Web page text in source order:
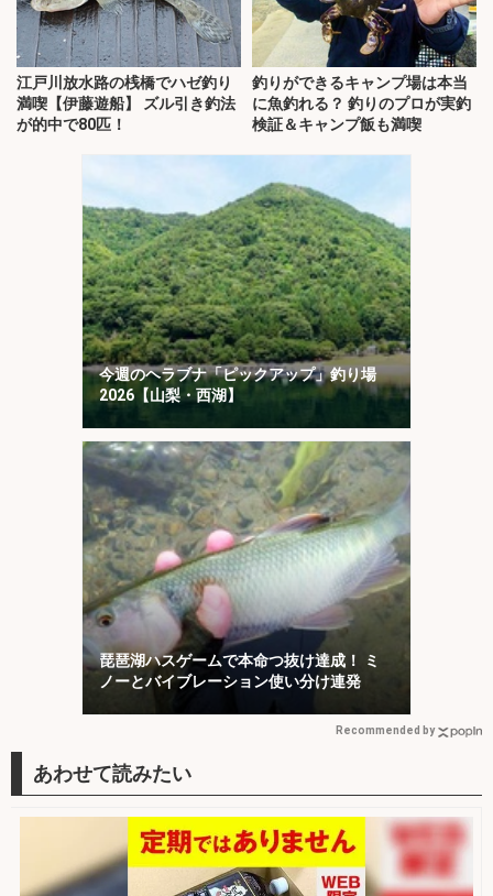
江戸川放水路の桟橋でハゼ釣り
満喫【伊藤遊船】 ズル引き釣法
が的中で80匹！
釣りができるキャンプ場は本当
に魚釣れる？ 釣りのプロが実釣
検証＆キャンプ飯も満喫
今週のヘラブナ「ピックアップ」釣り場
2026【山梨・西湖】
琵琶湖ハスゲームで本命つ抜け達成！ ミ
ノーとバイブレーション使い分け連発
Recommended by